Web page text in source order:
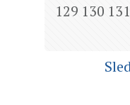
129 130 131